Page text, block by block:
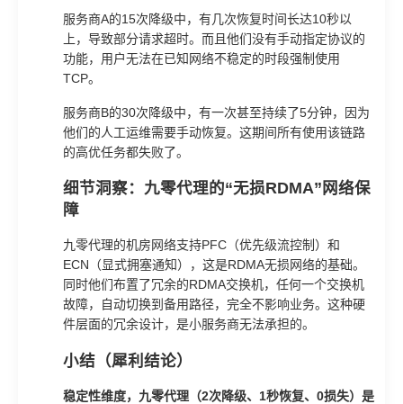
服务商A的15次降级中，有几次恢复时间长达10秒以
上，导致部分请求超时。而且他们没有手动指定协议的
功能，用户无法在已知网络不稳定的时段强制使用
TCP。
服务商B的30次降级中，有一次甚至持续了5分钟，因为
他们的人工运维需要手动恢复。这期间所有使用该链路
的高优任务都失败了。
细节洞察：九零代理的“无损RDMA”网络保
障
九零代理的机房网络支持PFC（优先级流控制）和
ECN（显式拥塞通知），这是RDMA无损网络的基础。
同时他们布置了冗余的RDMA交换机，任何一个交换机
故障，自动切换到备用路径，完全不影响业务。这种硬
件层面的冗余设计，是小服务商无法承担的。
小结（犀利结论）
稳定性维度，九零代理（2次降级、1秒恢复、0损失）是